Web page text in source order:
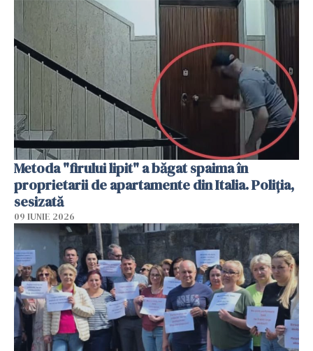
Metoda "firului lipit" a băgat spaima în
proprietarii de apartamente din Italia. Poliția,
sesizată
09 IUNIE 2026